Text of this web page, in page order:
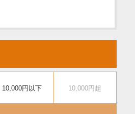
10,000円以下 10,000円超